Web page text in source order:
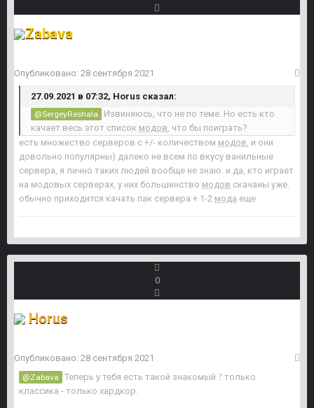
Zabava
Опубликовано: 28 сентября 2021
27.09.2021 в 07:32, Horus сказал:
@SergeyReshala
Извиняюсь, что не по теме. Но есть кто
качает весь этот список модов , что бы поиграть?
есть множество серверов с +/- количеством модов , и они
довольно популярны) далеко не всем по вкусу ванильные
сервера, я лично таких людей вообще не знаю. и да, кто играет
на модовых серверах, у них большинство модов скачаны уже.
обычно приходится качать пак сервера + 1-2 мода еще
0
Horus
Опубликовано: 28 сентября 2021
@Zabava Теперь у тебя есть такой знакомый ? только
классика - только хардкор.